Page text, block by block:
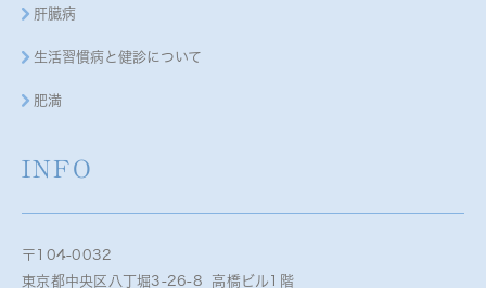
肝臓病
生活習慣病と健診について
肥満
INFO
〒104-0032
東京都中央区八丁堀3-26-8 高橋ビル1階